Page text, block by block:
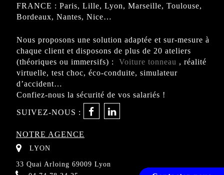
FRANCE : Paris, Lille, Lyon, Marseille, Toulouse,
Bordeaux, Nantes, Nice…
Nous proposons une solution adaptée et sur-mesure à
chaque client et disposons de plus de 20 ateliers
(théoriques ou immersifs) :
Voiture tonneau , réalité
virtuelle, test choc, éco-conduite, simulateur
d’accident…
Confiez-nous la sécurité de vos salariés !
SUIVEZ-NOUS :
NOTRE AGENCE
LYON
33 Quai Arloing 69009 Lyon